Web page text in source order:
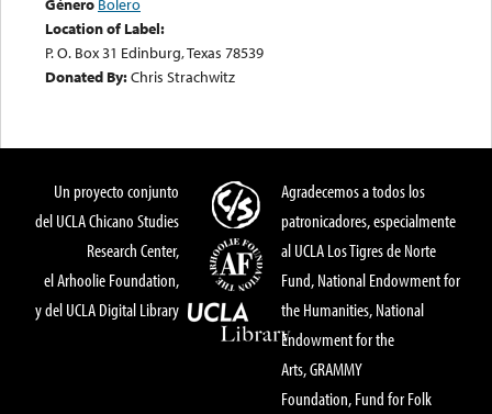
Género Bolero
Location of Label:
P. O. Box 31 Edinburg, Texas 78539
Donated By:Chris Strachwitz
Un proyecto conjunto
del UCLA Chicano Studies
Research Center,
el Arhoolie Foundation,
y del UCLA Digital Library
Agradecemos a todos los
patronicadores, especialmente
al UCLA Los Tigres de Norte
Fund, National Endowment for
the Humanities, National
Endowment for the
Arts, GRAMMY
Foundation, Fund for Folk